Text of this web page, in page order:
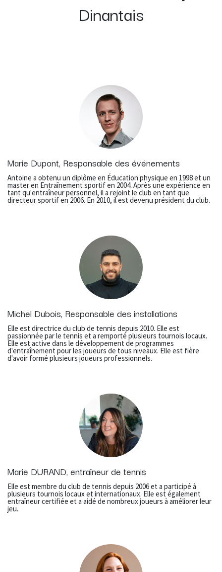
Dinantais
Marie Dupont, Responsable des événements
Antoine a obtenu un diplôme en Éducation physique en 1998 et un
master en Entraînement sportif en 2004. Après une expérience en
tant qu'entraîneur personnel, il a rejoint le club en tant que
directeur sportif en 2006. En 2010, il est devenu président du club.
Michel Dubois, Responsable des installations
Elle est directrice du club de tennis depuis 2010. Elle est
passionnée par le tennis et a remporté plusieurs tournois locaux.
Elle est active dans le développement de programmes
d'entraînement pour les joueurs de tous niveaux. Elle est fière
d'avoir formé plusieurs joueurs professionnels.
Marie DURAND, entraîneur de tennis
Elle est membre du club de tennis depuis 2006 et a participé à
plusieurs tournois locaux et internationaux. Elle est également
entraîneur certifiée et a aidé de nombreux joueurs à améliorer leur
jeu.